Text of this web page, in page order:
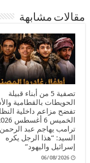
مقالات مشابهة
تصفية 5 من أبناء قبيلة
الحويطات بالقطامية
تفضح مزاعم داخلية
ترامب يهاجم عبد الرحمن
السيد: “هذا الرجل يكره
إسرائيل واليهود”
06/08/2026